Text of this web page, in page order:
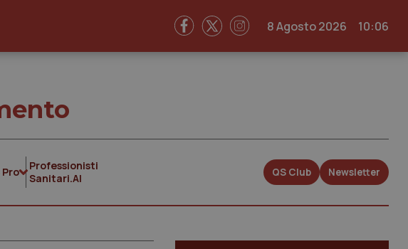
8 Agosto 2026 10:06
Pro
Professionisti
Sanitari.AI
QS Club Newsletter